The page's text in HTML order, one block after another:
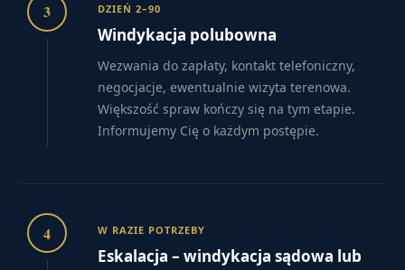
3 DZIEŃ 2–90
Windykacja polubowna
Wezwania do zapłaty, kontakt telefoniczny,
negocjacje, ewentualnie wizyta terenowa.
Większość spraw kończy się na tym etapie.
Informujemy Cię o każdym postępie.
4 W RAZIE POTRZEBY
Eskalacja – windykacja sądowa lub